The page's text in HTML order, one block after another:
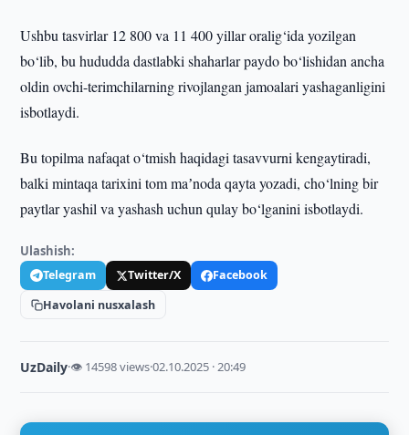
Ushbu tasvirlar 12 800 va 11 400 yillar oralig‘ida yozilgan
bo‘lib, bu hududda dastlabki shaharlar paydo bo‘lishidan ancha
oldin ovchi-terimchilarning rivojlangan jamoalari yashaganligini
isbotlaydi.
Bu topilma nafaqat o‘tmish haqidagi tasavvurni kengaytiradi,
balki mintaqa tarixini tom maʼnoda qayta yozadi, cho‘lning bir
paytlar yashil va yashash uchun qulay bo‘lganini isbotlaydi.
Ulashish:
Telegram Twitter/X
Facebook
Havolani nusxalash
UzDaily·👁 14598 views·02.10.2025 · 20:49